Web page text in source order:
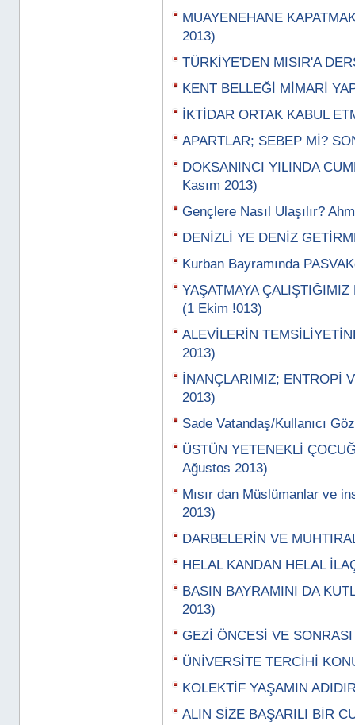
MUAYENEHANE
2013)
TÜRKİYE'DEN MISIR'A
KENT BELLEĞİ MİMARİ
İKTİDAR ORTAK KABUL
APARTLAR; SEBEP Mİ?
DOKSANINCI YILINDA
Kasım 2013)
Gençlere Nasıl Ulaşılır?
DENİZLİ YE DENİZ
Kurban Bayramında
YAŞATMAYA
(1 Ekim !013)
ALEVİLERİN
2013)
İNANÇLARIMIZ; ENTROPİ
2013)
Sade Vatandaş/Kullanıcı
ÜSTÜN YETENEKLİ
Ağustos 2013)
Mısır dan Müslümanlar ve
2013)
DARBELERİN VE
HELAL KANDAN HELAL
BASIN BAYRAMINI DA
2013)
GEZİ ÖNCESİ VE
ÜNİVERSİTE TERCİHİ
KOLEKTİF YAŞAMIN
ALIN SİZE BAŞARILI BİR